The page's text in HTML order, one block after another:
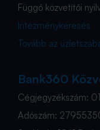
Függő közvetítői
Intézménykeresés
Tovább az
Bank360
Cégjegyzékszám:
Adószám: